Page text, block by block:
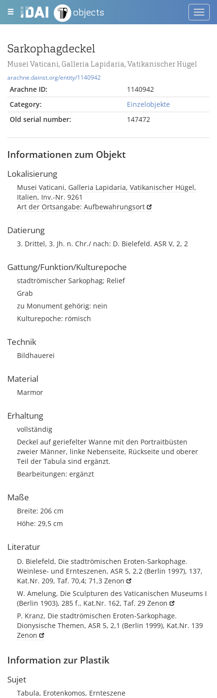
objects
Sarkophagdeckel
Musei Vaticani, Galleria Lapidaria, Vatikanischer Hügel
arachne.dainst.org/entity/1140942
Arachne ID:
1140942
Category:
Einzelobjekte
Old serial number:
147472
Informationen zum Objekt
Lokalisierung
Musei Vaticani, Galleria Lapidaria, Vatikanischer Hügel,
Italien, Inv.-Nr. 9261
Art der Ortsangabe: Aufbewahrungsort
Datierung
3. Drittel, 3. Jh. n. Chr./ nach: D. Bielefeld. ASR V, 2, 2
Gattung/Funktion/Kulturepoche
stadtrömischer Sarkophag; Relief
Grab
zu Monument gehörig: nein
Kulturepoche: römisch
Technik
Bildhauerei
Material
Marmor
Erhaltung
vollständig
Deckel auf geriefelter Wanne mit den Portraitbüsten
zweier Männer, linke Nebenseite, Rückseite und oberer
Teil der Tabula sind ergänzt.
Bearbeitungen: ergänzt
Maße
Breite: 206 cm
Höhe: 29,5 cm
Literatur
D. Bielefeld, Die stadtrömischen Eroten-Sarkophage.
Weinlese- und Ernteszenen, ASR 5, 2,2 (Berlin 1997), 137,
Kat.Nr. 209, Taf. 70,4; 71,3 Zenon
W. Amelung, Die Sculpturen des Vaticanischen Museums I
(Berlin 1903), 285 f., Kat.Nr. 162, Taf. 29 Zenon
P. Kranz, Die stadtrömischen Eroten-Sarkophage.
Dionysische Themen, ASR 5, 2,1 (Berlin 1999), Kat.Nr. 139
Zenon
Information zur Plastik
Sujet
Tabula, Erotenkomos, Ernteszene